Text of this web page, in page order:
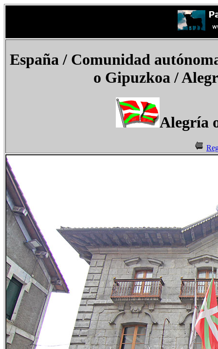
España/ Comunidad
o Gipuzkoa /
Alegría